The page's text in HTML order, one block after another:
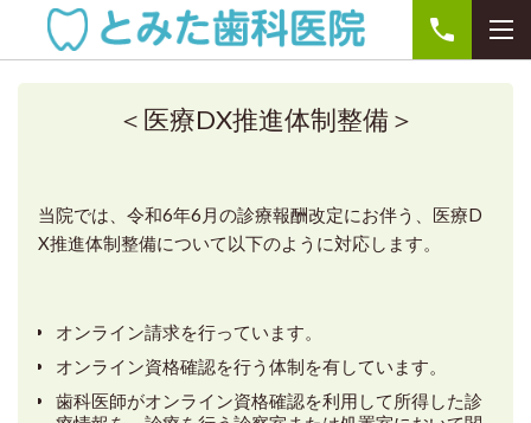
＜医療DX推進体制整備＞
当院では、令和6年6月の診療報酬改定にお伴う、医療D
X推進体制整備について以下のように対応します。
オンライン請求を行っています。
オンライン資格確認を行う体制を有しています。
歯科医師がオンライン資格確認を利用して所得した診